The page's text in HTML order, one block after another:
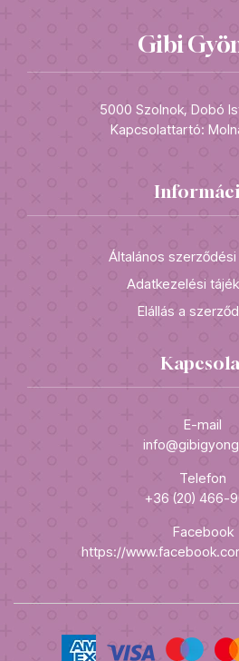
Gibi
5000 Szolnok, Dobó
Kapcsolattartó:
Általános
Adatkezelési
Elállás a
E-mail
Telefon
+36 (20) 466-
Facebook
https://